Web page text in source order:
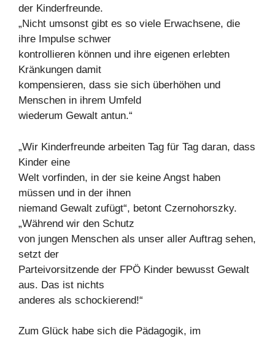
der Kinderfreunde.
„Nicht umsonst gibt es so viele Erwachsene, die
ihre Impulse schwer
kontrollieren können und ihre eigenen erlebten
Kränkungen damit
kompensieren, dass sie sich überhöhen und
Menschen in ihrem Umfeld
wiederum Gewalt antun.“
„Wir Kinderfreunde arbeiten Tag für Tag daran, dass
Kinder eine
Welt vorfinden, in der sie keine Angst haben
müssen und in der ihnen
niemand Gewalt zufügt“, betont Czernohorszky.
„Während wir den Schutz
von jungen Menschen als unser aller Auftrag sehen,
setzt der
Parteivorsitzende der FPÖ Kinder bewusst Gewalt
aus. Das ist nichts
anderes als schockierend!“
Zum Glück habe sich die Pädagogik, im